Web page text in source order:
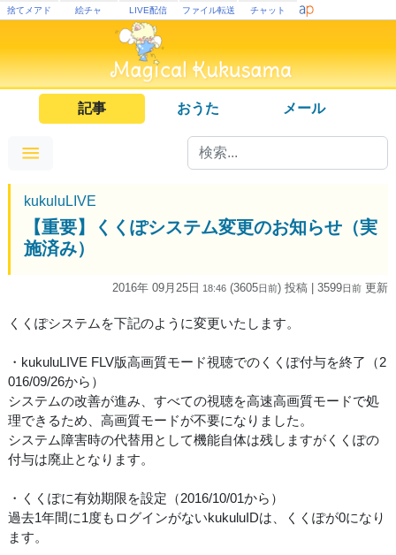
捨てメアド 絵チャ LIVE配信 ファイル転送 チャット
記事 おうた メール
kukuluLIVE
【重要】くくぽシステム変更のお知らせ（実
施済み）
2016年 09月25日 18:46 (3605日前) 投稿 | 3599日前 更新
くくぽシステムを下記のように変更いたします。
・kukuluLIVE FLV版高画質モード視聴でのくくぽ付与を終了（2
016/09/26から）
システムの改善が進み、すべての視聴を高速高画質モードで処
理できるため、高画質モードが不要になりました。
システム障害時の代替用として機能自体は残しますがくくぽの
付与は廃止となります。
・くくぽに有効期限を設定（2016/10/01から）
過去1年間に1度もログインがないkukuluIDは、くくぽが0になり
ます。